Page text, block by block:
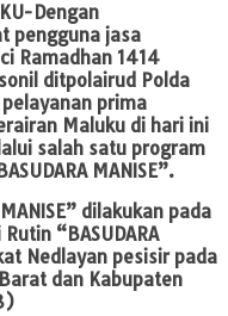
Dengan
pengguna jasa
Ramadhan 1414
ditpolairud Polda
prima
Maluku di hari ini
salah satu program
MANISE”.
dilakukan pada
“BASUDARA
Nedlayan pesisir pada
dan Kabupaten